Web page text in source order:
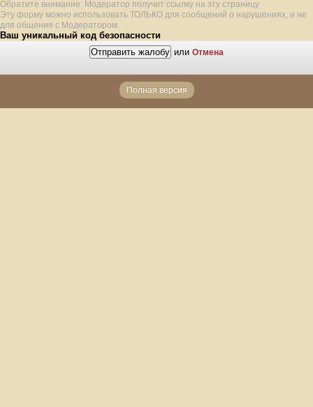
Обратите внимание: Модератор получит ссылку на эту страницу
Эту форму можно использовать ТОЛЬКО для сообщений о нарушениях, и не
для общения с Модератором.
Ваш уникальный код безопасности
или Отмена
Полная версия